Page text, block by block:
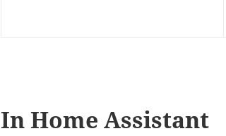
In Home Assistant